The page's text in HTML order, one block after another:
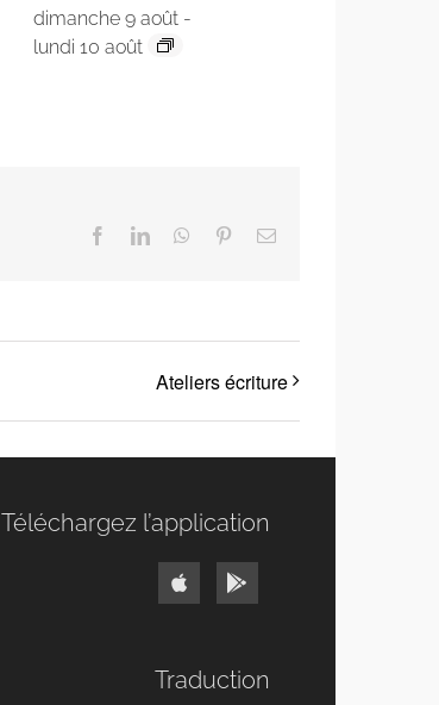
dimanche 9 août -
lundi 10 août
FacebookLinkedInWhatsApp
PinterestEmail
Ateliers écriture
Téléchargez l’application
Traduction